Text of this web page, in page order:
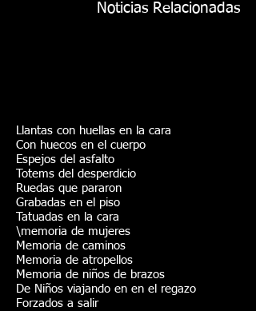
Noticias Relacionadas
Llantas con huellas en la cara
Con huecos en el cuerpo
Espejos del asfalto
Totems del desperdicio
Ruedas que pararon
Grabadas en el piso
Tatuadas en la cara
\memoria de mujeres
Memoria de caminos
Memoria de atropellos
Memoria de niños de brazos
De Niños viajando en en el regazo
Forzados a salir